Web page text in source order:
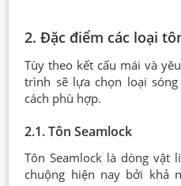
2. Đặc điểm các loại
Tùy theo kết cấu mái và
trình sẽ lựa chọn loại
cách phù hợp.
2.1. Tôn Seamlock
Tôn Seamlock là dòng vật
chuộng hiện nay bởi khả